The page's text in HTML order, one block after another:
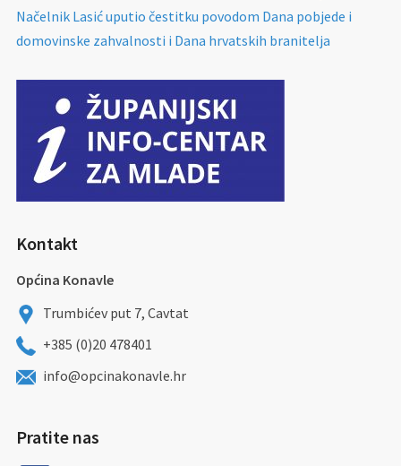
Načelnik Lasić uputio čestitku povodom Dana pobjede i
domovinske zahvalnosti i Dana hrvatskih branitelja
Kontakt
Općina Konavle
Trumbićev put 7, Cavtat
+385 (0)20 478401
info@opcinakonavle.hr
Pratite nas